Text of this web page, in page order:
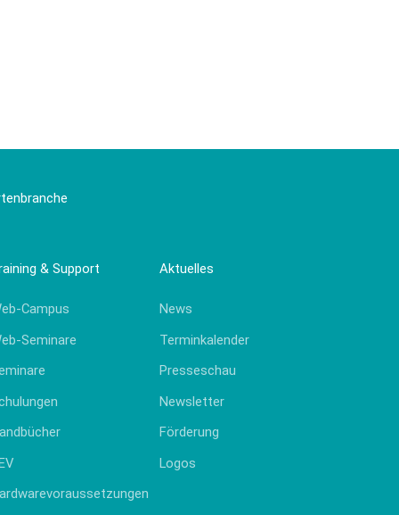
& Support
Campus
Seminare
Aktuelles
News
Terminkalender
Presseschau
Newsletter
Förderung
Logos